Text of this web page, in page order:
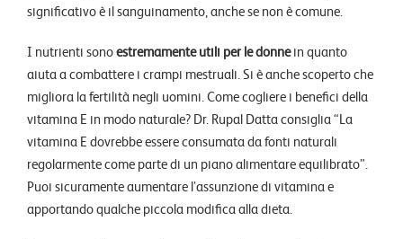
significativo è il sanguinamento, anche se non è comune.
I nutrienti sonoestremamente utili per le donnein quanto
aiuta a combattere i crampi mestruali. Si è anche scoperto che
migliora la fertilità negli uomini. Come cogliere i benefici della
vitamina E in modo naturale? Dr. Rupal Datta consiglia “La
vitamina E dovrebbe essere consumata da fonti naturali
regolarmente come parte di un piano alimentare equilibrato”.
Puoi sicuramente aumentare l’assunzione di vitamina e
apportando qualche piccola modifica alla dieta.